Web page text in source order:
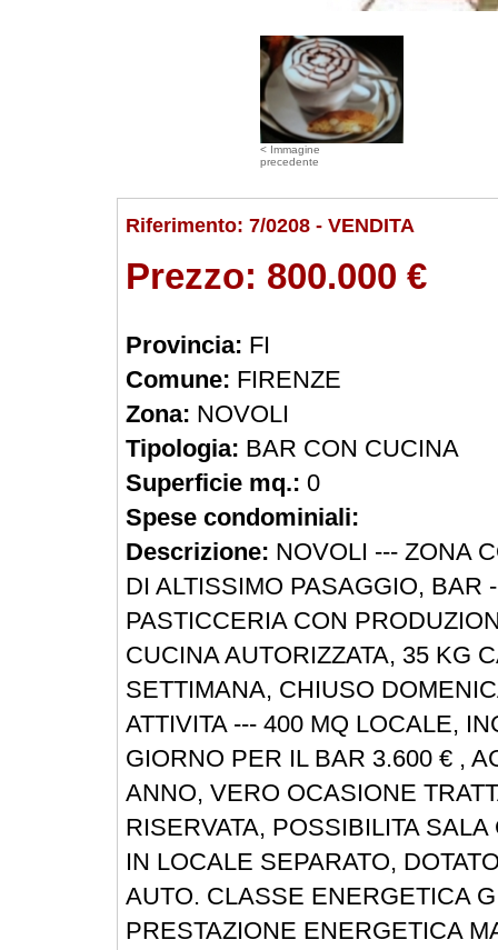
< Immagine
precedente
Riferimento: 7/0208 - VENDITA
Prezzo: 800.000 €
Provincia: FI
Comune: FIRENZE
Zona: NOVOLI
Tipologia: BAR CON CUCINA
Superficie mq.: 0
Spese condominiali:
Descrizione: NOVOLI --- ZONA
DI ALTISSIMO PASAGGIO, BAR
PASTICCERIA CON
CUCINA AUTORIZZATA, 35 KG
SETTIMANA, CHIUSO
ATTIVITA --- 400 MQ LOCALE,
GIORNO PER IL BAR 3.600 € ,
ANNO, VERO OCASIONE
RISERVATA, POSSIBILITA SALA
IN LOCALE SEPARATO,
AUTO. CLASSE ENERGETICA
PRESTAZIONE ENERGETICA